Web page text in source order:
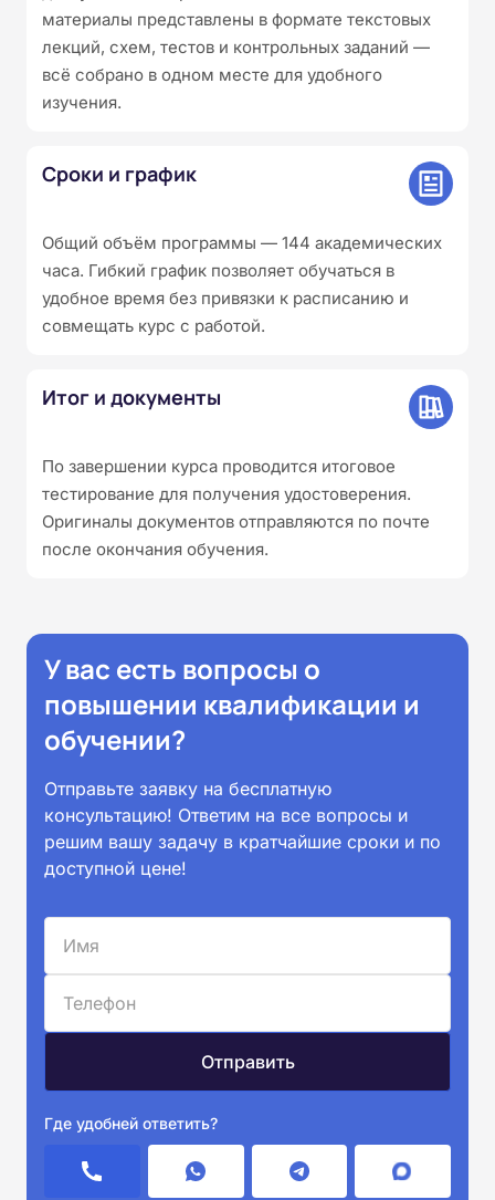
материалы представлены в формате текстовых
лекций, схем, тестов и контрольных заданий —
всё собрано в одном месте для удобного
изучения.
Сроки и график
Общий объём программы — 144 академических
часа. Гибкий график позволяет обучаться в
удобное время без привязки к расписанию и
совмещать курс с работой.
Итог и документы
По завершении курса проводится итоговое
тестирование для получения удостоверения.
Оригиналы документов отправляются по почте
после окончания обучения.
У вас есть вопросы о
повышении квалификации и
обучении?
Отправьте заявку на бесплатную
консультацию! Ответим на все вопросы и
решим вашу задачу в кратчайшие сроки и по
доступной цене!
Где удобней ответить?